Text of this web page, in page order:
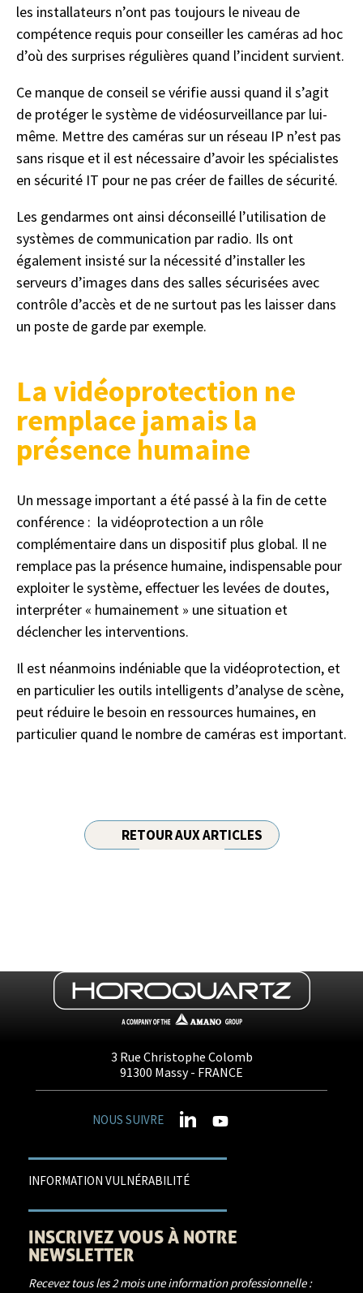
les installateurs n’ont pas toujours le niveau de
compétence requis pour conseiller les caméras ad hoc
d’où des surprises régulières quand l’incident survient.
Ce manque de conseil se vérifie aussi quand il s’agit
de protéger le système de vidéosurveillance par lui-
même. Mettre des caméras sur un réseau IP n’est pas
sans risque et il est nécessaire d’avoir les spécialistes
en sécurité IT pour ne pas créer de failles de sécurité.
Les gendarmes ont ainsi déconseillé l’utilisation de
systèmes de communication par radio. Ils ont
également insisté sur la nécessité d’installer les
serveurs d’images dans des salles sécurisées avec
contrôle d’accès et de ne surtout pas les laisser dans
un poste de garde par exemple.
La vidéoprotection ne
remplace jamais la
présence humaine
Un message important a été passé à la fin de cette
conférence : la vidéoprotection a un rôle
complémentaire dans un dispositif plus global. Il ne
remplace pas la présence humaine, indispensable pour
exploiter le système, effectuer les levées de doutes,
interpréter « humainement » une situation et
déclencher les interventions.
Il est néanmoins indéniable que la vidéoprotection, et
en particulier les outils intelligents d’analyse de scène,
peut réduire le besoin en ressources humaines, en
particulier quand le nombre de caméras est important.
RETOUR AUX ARTICLES
3 Rue Christophe Colomb
91300 Massy- FRANCE
NOUS SUIVRE
INFORMATION VULNÉRABILITÉ
INSCRIVEZ VOUS À NOTRE
NEWSLETTER
Recevez tous les 2 mois une information professionnelle :